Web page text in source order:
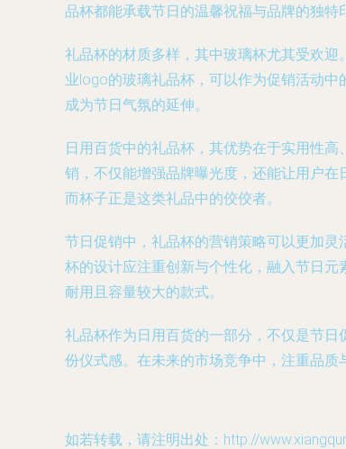
品杯都能承载节日的温馨祝福与品牌的独特
礼品杯的材质多样，其中玻璃杯尤其受欢
业logo的玻璃礼品杯，可以作为促销活动
成为节日气氛的延伸。
日用百货中的礼品杯，其优势在于实用性
销，不仅能增强品牌曝光度，还能让用户
而杯子正是这类礼品中的佼佼者。
节日促销中，礼品杯的营销策略可以更加灵
杯的设计应注重创新与个性化，融入节日
耐用且容量较大的款式。
礼品杯作为日用百货的一部分，不仅是节
份仪式感。在未来的市场竞争中，注重品质
如若转载，请注明出处：http://